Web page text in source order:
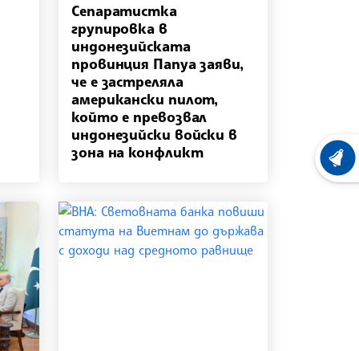
Сепаратистка
групировка в
индонезийската
провинция Папуа заяви,
че е застреляла
американски пилот,
който е превозвал
индонезийски войски в
зона на конфликт